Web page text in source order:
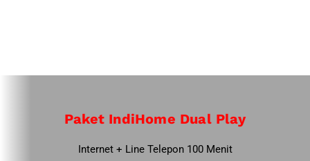
Paket IndiHome Dual Play
Internet + Line Telepon 100 Menit